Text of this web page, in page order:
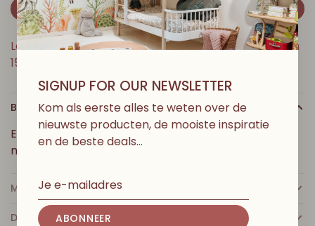
VOEG TOE AAN WINKELMANDJE
Levertijd: 2-5 werkdagen // Gratis verzending boven
150 € in België
BESCHRIJVING
Een must in elke zomerkast: deze romige ribbroek
met vijf zakken.
MEER INFO
DETAILS
SIGNUP FOR OUR NEWSLETTER
Kom als eerste alles te weten over de
nieuwste producten, de mooiste inspiratie
en de beste deals…
ABONNEER